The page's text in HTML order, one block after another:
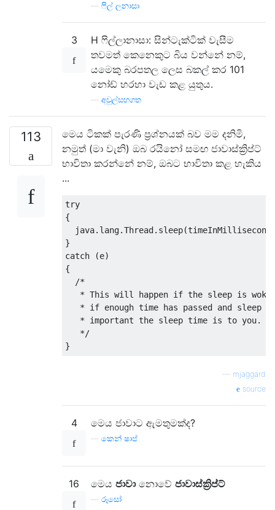
ෆිල් ලනාසා
3
H ෆිල්ලානාසා: සින්ටැක්ටික් වැසීම
තවමත් කෙනෙකුට බිය වන්නේ නම්,
යමෙකු බරපතල ලෙස බකල් කර 101
නෝඩ් හරහා වැඩ කළ යුතුය.
අවුල්සහගත
113
මෙය ටිකක් පැරණි ප්‍රශ්නයක් බව මම දනිමි,
නමුත් (මා වැනි) ඔබ රයිනෝ සමඟ ජාවාස්ක්‍රිප්ට්
භාවිතා කරන්නේ නම්, ඔබට භාවිතා කළ හැකිය
...
try
{
  java
. lang.Thread. sleep(
}
catch
(e)
{
/*
* This will happen if the sleep is
* if enough time has passed and sleep
   * important the sleep time is to you.
   */
}
mjaggard
source
4 මෙය ජාවාට ඇමතුමක්ද?
කෙන් ෂාප්
16 මෙය ජාවානොවේ ජාවාස්ක්‍රිප්ට්
රූසෝ